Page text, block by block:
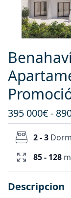
395 000€ -
2 - 3
85 - 128
Descripcion